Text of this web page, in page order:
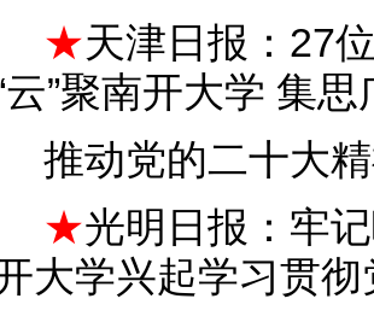
天津日报：27
云”聚南开大学 集思
推动党的二十大
光明日报：牢
学兴起学习贯彻